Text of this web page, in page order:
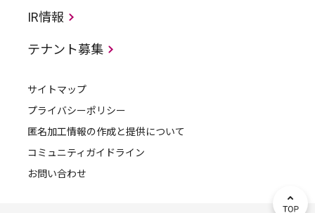
IR情報
テナント募集
サイトマップ
プライバシーポリシー
匿名加工情報の作成と提供について
コミュニティガイドライン
お問い合わせ